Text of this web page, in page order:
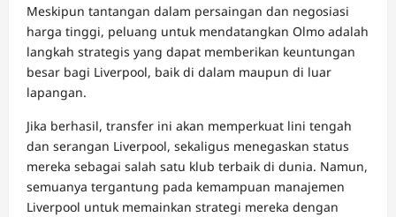
Meskipun tantangan dalam persaingan dan negosiasi
harga tinggi, peluang untuk mendatangkan Olmo adalah
langkah strategis yang dapat memberikan keuntungan
besar bagi Liverpool, baik di dalam maupun di luar
lapangan.
Jika berhasil, transfer ini akan memperkuat lini tengah
dan serangan Liverpool, sekaligus menegaskan status
mereka sebagai salah satu klub terbaik di dunia. Namun,
semuanya tergantung pada kemampuan manajemen
Liverpool untuk memainkan strategi mereka dengan